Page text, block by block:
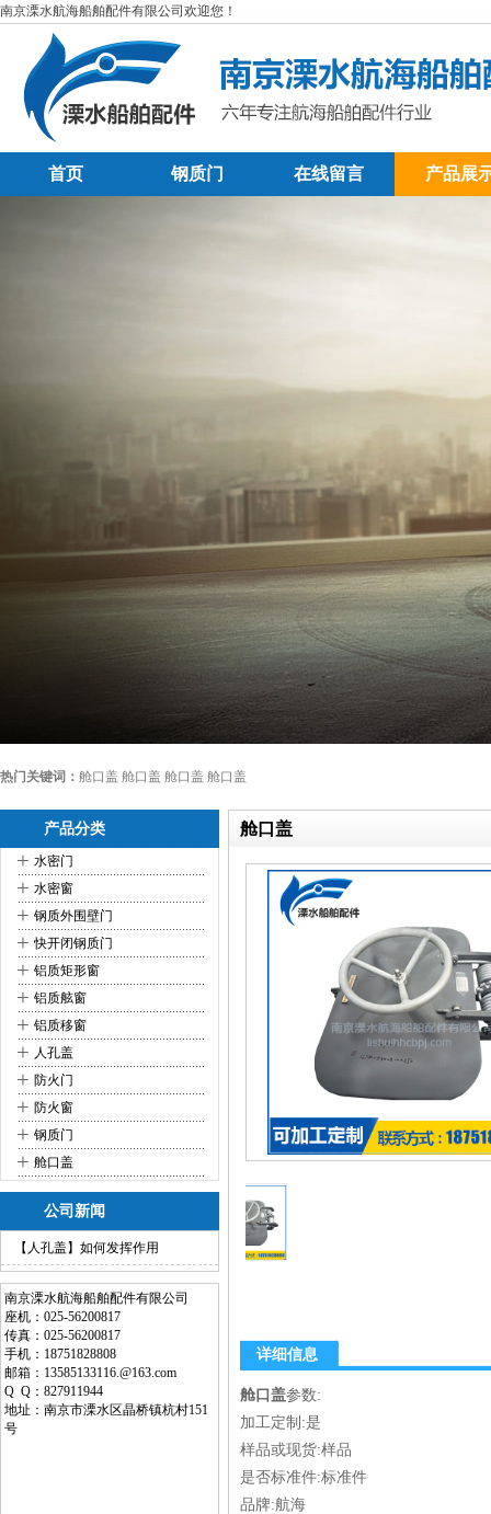
南京溧水航海船舶配件有限公司欢迎您！
首页 钢质门 在线留言 产品展
热门关键词： 舱口盖 舱口盖 舱口盖 舱口盖
产品分类
+ 水密门
+ 水密窗
+ 钢质外围壁门
+ 快开闭钢质门
+ 铝质矩形窗
+ 铝质舷窗
+ 铝质移窗
+ 人孔盖
+ 防火门
+ 防火窗
+ 钢质门
+ 舱口盖
公司新闻
【人孔盖】如何发挥作用
南京溧水航海船舶配件有限公司
座机：025-56200817
传真：025-56200817
手机：18751828808
邮箱：13585133116.@163.com
Q Q：827911944
地址：南京市溧水区晶桥镇杭村151
号
舱口盖
详细信息
舱口盖参数:
加工定制:是
样品或现货:样品
是否标准件:标准件
品牌:航海